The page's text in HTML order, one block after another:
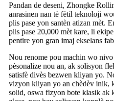
Pandan de deseni, Zhongke
anrasinen nan tè fètil teknoloji
plis pase yon santèn atizan mèt.
plis pase 20,000 mèt kare, li
pentire yon gran imaj ekselans
Nou renome pou machin wo
pèsonalize nou an, ak solisyon
satisfè divès bezwen kliyan yo.
vizyon kliyan yo an chèdèv inik,
solid, oswa fizyon bote klasik ak